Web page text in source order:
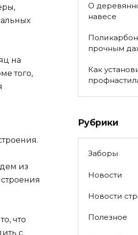
на
того,
из
что
с
О
навесе
прочным
Как
Рубрики
Заборы
Новости
Новости
Полезное